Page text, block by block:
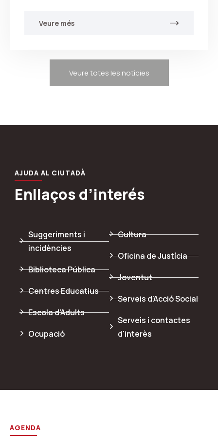
Veure més
Veure totes les notícies
AJUDA AL CIUTADÀ
Enllaços d’interés
Suggeriments i
incidències
Biblioteca Pública
Centres Educatius
Escola d'Adults
Ocupació
Cultura
Oficina de Justícia
Joventut
Serveis d'Acció Social
Serveis i contactes
d'interès
AGENDA